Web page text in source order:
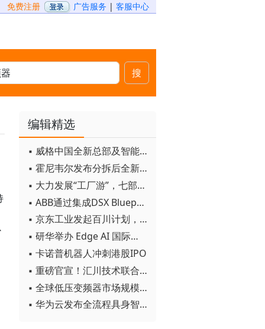
免费注册 广告服务 | 客服中心
搜
编辑精选
▪ 威格中国全新总部及智能工厂启用
▪ 霍尼韦尔发布分拆后全新品牌：霍尼韦尔科技与霍尼韦尔航空航天
▪ 大力发展“工厂游”，七部门联合发文！
▪ ABB通过集成DSX Blueprint AI基础设施，扩大与英伟达的合作
▪ 京东工业发起百川计划， 构建工业大模型新生态
▪ 研华举办 Edge AI 国际论坛
▪ 卡诺普机器人冲刺港股IPO
▪ 重磅官宣！汇川技术联合发起 D12 联盟，开创产教融合新范式
▪ 全球低压变频器市场规模2030年将超170亿美元
▪ 华为云发布全流程具身智能开发平台CloudRobo